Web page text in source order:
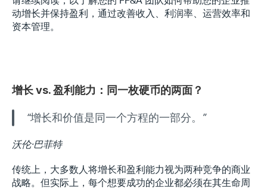
动增长并保持盈利，通过改善收入、利润率、运营效率和
资本管理。
增长 vs. 盈利能力：同一枚硬币的两面？
“增长和价值是同一个方程的一部分。”
沃伦·巴菲特
传统上，大多数人将增长和盈利能力视为两种竞争的商业
战略。但实际上，每个想要成功的企业都必须在其生命周